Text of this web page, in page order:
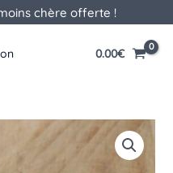
chère offerte !
0.00€